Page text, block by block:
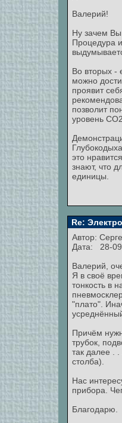
Валерий!
Ну зачем Вы
Процедура
Во вторых -
можно
проявит
позволит
уровень СО2.
это
знают, что
единицы.
Re:
Автор:
Дата: 28-
Валерий,
Я в своё
тонкость в
"плато".
Причём
трубок,
так далее .
столба).
Нас
прибора.
Благодарю.